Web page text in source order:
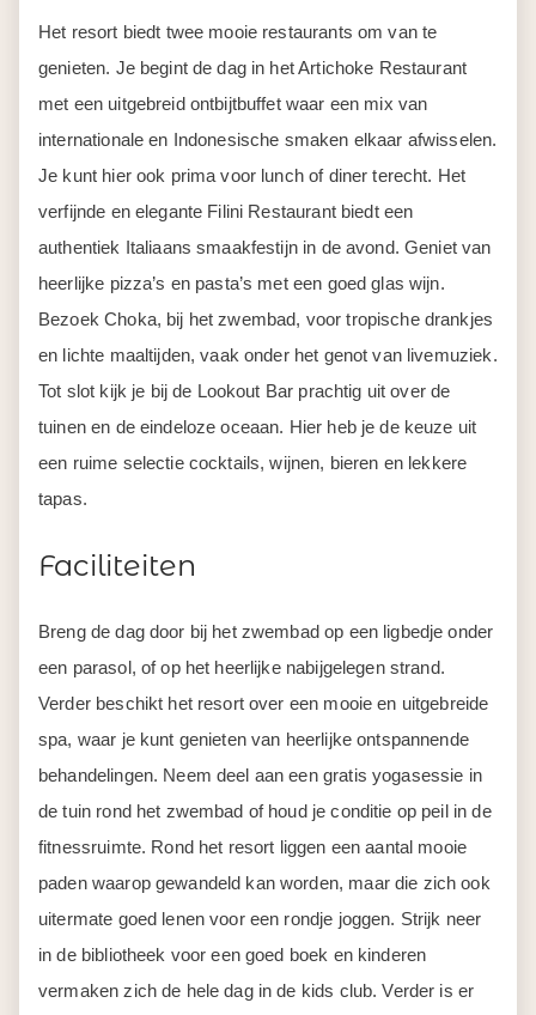
Het resort biedt twee mooie restaurants om van te
genieten. Je begint de dag in het Artichoke Restaurant
met een uitgebreid ontbijtbuffet waar een mix van
internationale en Indonesische smaken elkaar afwisselen.
Je kunt hier ook prima voor lunch of diner terecht. Het
verfijnde en elegante Filini Restaurant biedt een
authentiek Italiaans smaakfestijn in de avond. Geniet van
heerlijke pizza’s en pasta’s met een goed glas wijn.
Bezoek Choka, bij het zwembad, voor tropische drankjes
en lichte maaltijden, vaak onder het genot van livemuziek.
Tot slot kijk je bij de Lookout Bar prachtig uit over de
tuinen en de eindeloze oceaan. Hier heb je de keuze uit
een ruime selectie cocktails, wijnen, bieren en lekkere
tapas.
Faciliteiten
Breng de dag door bij het zwembad op een ligbedje onder
een parasol, of op het heerlijke nabijgelegen strand.
Verder beschikt het resort over een mooie en uitgebreide
spa, waar je kunt genieten van heerlijke ontspannende
behandelingen. Neem deel aan een gratis yogasessie in
de tuin rond het zwembad of houd je conditie op peil in de
fitnessruimte. Rond het resort liggen een aantal mooie
paden waarop gewandeld kan worden, maar die zich ook
uitermate goed lenen voor een rondje joggen. Strijk neer
in de bibliotheek voor een goed boek en kinderen
vermaken zich de hele dag in de kids club. Verder is er